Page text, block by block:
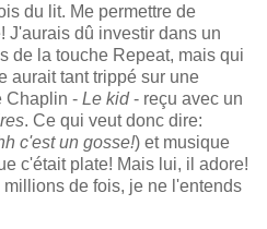
du lit. Me permettre de
J'aurais dû investir dans un
de la touche Repeat, mais qui
aurait tant trippé sur une
Chaplin - Le kid- reçu avec un
. Ce qui veut donc dire:
c'est un gosse!) et musique
c'était plate! Mais lui, il adore!
de fois, je ne l'entends